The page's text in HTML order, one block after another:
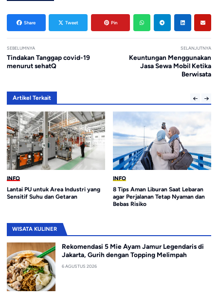
Share Tweet Pin
SEBELUMNYA
Tindakan Tanggap covid-19
menurut sehatQ
SELANJUTNYA
Keuntungan Menggunakan
Jasa Sewa Mobil Ketika
Berwisata
Artikel Terkait
INFO
Lantai PU untuk Area Industri yang
Sensitif Suhu dan Getaran
INFO
8 Tips Aman Liburan Saat Lebaran
agar Perjalanan Tetap Nyaman dan
Bebas Risiko
WISATA KULINER
Rekomendasi 5 Mie Ayam Jamur Legendaris di
Jakarta, Gurih dengan Topping Melimpah
6 AGUSTUS 2026